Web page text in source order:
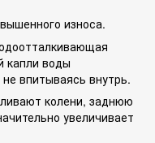
износа.
капли воды
впитываясь внутрь.
колени, заднюю
увеличивает